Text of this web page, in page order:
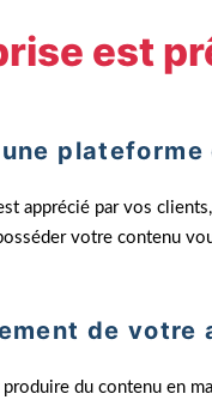
est
plateforme
apprécié par vos
votre contenu
de votre
du contenu en